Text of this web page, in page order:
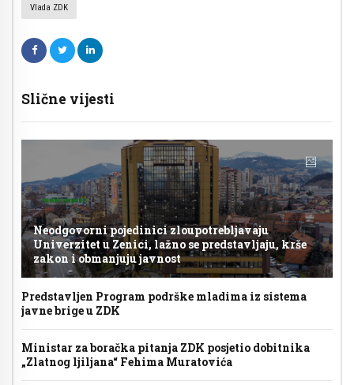
Vlada ZDK
Slične vijesti
Neodgovorni pojedinici zloupotrebljavaju
Univerzitet u Zenici, lažno se predstavljaju, krše
zakon i obmanjuju javnost
Predstavljen Program podrške mladima iz sistema
javne brige u ZDK
Ministar za boračka pitanja ZDK posjetio dobitnika
„Zlatnog ljiljana“ Fehima Muratovića